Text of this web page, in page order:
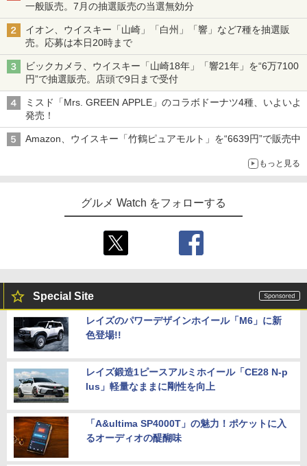
一般販売。7月の抽選販売の当選無効分
イオン、ウイスキー「山崎」「白州」「響」など7種を抽選販
売。応募は本日20時まで
ビックカメラ、ウイスキー「山崎18年」「響21年」を“6万7100
円”で抽選販売。店頭で9日まで受付
ミスド「Mrs. GREEN APPLE」のコラボドーナツ4種、いよいよ
発売！
Amazon、ウイスキー「竹鶴ピュアモルト」を“6639円”で販売中
もっと見る
グルメ Watch をフォローする
Special Site
レイズのパワーデザインホイール「M6」に新
色登場!!
レイズ鍛造1ピースアルミホイール「CE28 N-p
lus」軽量なままに剛性を向上
「A&ultima SP4000T」の魅力！ポケットに入
るオーディオの醍醐味